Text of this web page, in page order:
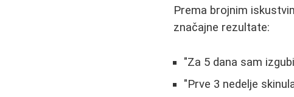
Prema brojnim
značajne rezultate:
"Za 5 dana sam
"Prve 3 nedelje